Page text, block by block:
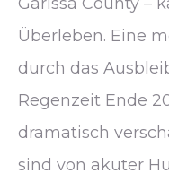
Überleben. Eine
durch das
Regenzeit Ende
dramatisch
sind von akuter